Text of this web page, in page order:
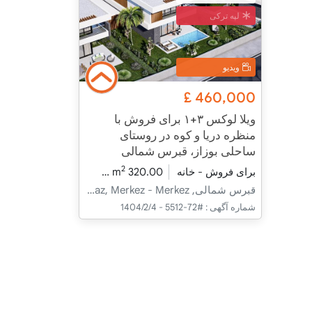
لپه ترکی
ویدیو
460,000
£
ویلا لوکس ۳+۱ برای فروش با
منظره دریا و کوه در روستای
ساحلی بوزاز، قبرس شمالی
برای فروش - خانه 320.00 m
2
قبرس شمالی, İskele, Boğaz, Merkez - Merkez
شماره آگهی : #72-5512 - 1404/2/4